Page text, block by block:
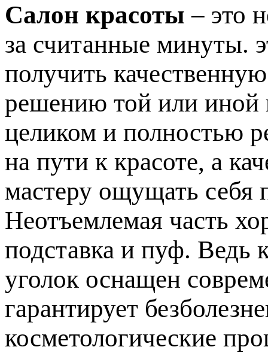
Салон красоты – это
за считанные минуты.
получить
решению той или иной
целиком и полностью
на пути к красоте, а
мастеру ощущать себя
Неотъемлемая часть
подставка и пуф. Ведь
уголок оснащен
гарантирует
косметологические